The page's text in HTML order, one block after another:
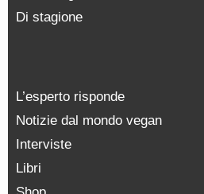
Di stagione
L’esperto risponde
Notizie dal mondo vegan
Interviste
Libri